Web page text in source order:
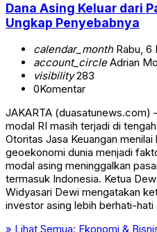
Dana Asing Keluar dari
Ungkap Penyebabnya
calendar_monthRabu, 6
account_circleAdrian
visibility283
0Komentar
JAKARTA (duasatunews.com)
modal RI masih terjadi di
Otoritas Jasa Keuangan
geoekonomi dunia menjadi
modal asing meninggalkan
termasuk Indonesia. Ketua
Widyasari Dewi mengatakan
investor asing lebih berhati-
» Lihat Semua: Ekonomi &